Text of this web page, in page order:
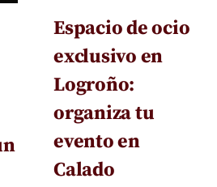
centro
de
Espacio de ocio
exclusivo en
Logroño:
organiza tu
evento en
Calado